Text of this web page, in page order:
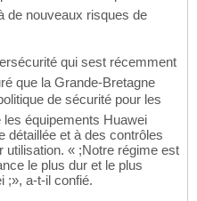
de nouveaux risques de
qui sest récemment
que la Grande-Bretagne
de sécurité pour les
équipements Huawei
détaillée et à des contrôles
« ;Notre régime est
le plus dur et le plus
;», a-t-il confié.